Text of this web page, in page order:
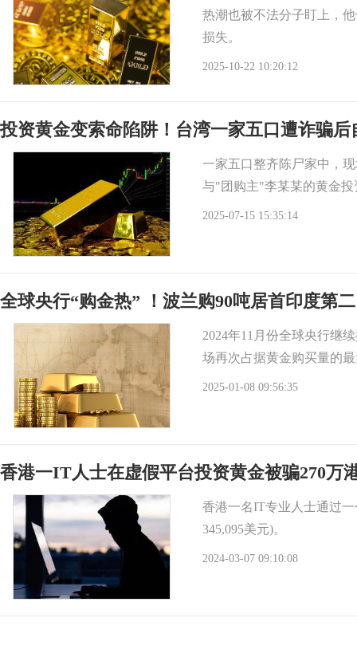
热潮也被不法分子盯上，
损失。
2025-10-22 10:20:12
投资黄金变索命陷阱！台湾一家五口遭诈骗后
一家五口整齐陈尸家中，
与"团购主"李某某的黄金投
2025-07-15 15:35:14
全球央行“购金热” ！波兰购90吨居首印度第二
2024年11月份全球央行继
场再次占据黄金购买量的
2025-01-08 09:56:35
香港一IT人士在虚假平台投资黄金被骗270万
香港一名IT专业人士通过
345,095美元)。
2024-03-07 09:10:08